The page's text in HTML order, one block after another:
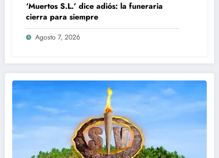
‘Muertos S.L.’ dice adiós: la funeraria
cierra para siempre
Agosto 7, 2026